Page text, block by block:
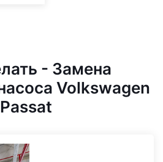
- Замена
Volkswagen
Passat